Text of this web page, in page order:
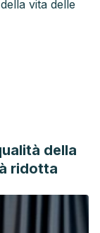
you drink cold,
vs-warm-
della
ridotta